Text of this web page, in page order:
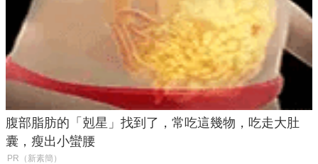
腹部脂肪的「剋星」找到了，常吃這幾物，吃走大肚
囊，瘦出小蠻腰
PR（新素簡）